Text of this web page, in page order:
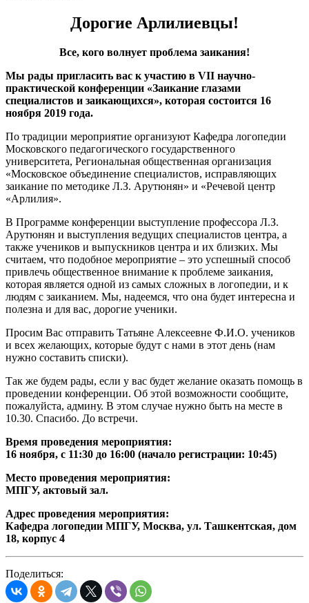
Дорогие Арлилиевцы!
Все, кого волнует проблема заикания!
Мы рады пригласить вас к участию в VII научно-
практической конференции «Заикание глазами
специалистов и заикающихся», которая состоится 16
ноября 2019 года.
По традиции мероприятие организуют Кафедра логопедии
Московского педагогического государственного
университета, Региональная общественная организация
«Московское объединение специалистов, исправляющих
заикание по методике Л.З. Арутюнян» и «Речевой центр
«Арлилия».
В Программе конференции выступление профессора Л.З.
Арутюнян и выступления ведущих специалистов центра, а
также учеников и выпускников центра и их близких. Мы
считаем, что подобное мероприятие – это успешный способ
привлечь общественное внимание к проблеме заикания,
которая является одной из самых сложных в логопедии, и к
людям с заиканием. Мы, надеемся, что она будет интересна и
полезна и для вас, дорогие ученики.
Просим Вас отправить Татьяне Алексеевне Ф.И.О. учеников
и всех желающих, которые будут с нами в этот день (нам
нужно составить списки).
Так же будем рады, если у вас будет желание оказать помощь в
проведении конференции. Об этой возможности сообщите,
пожалуйста, админу. В этом случае нужно быть на месте в
10.30. Спасибо. До встречи.
Время проведения мероприятия:
16 ноября, с 11:30 до 16:00 (начало регистрации: 10:45)
Место проведения мероприятия:
МПГУ, актовый зал.
Адрес проведения мероприятия:
Кафедра логопедии МПГУ, Москва, ул. Ташкентская, дом
18, корпус 4
Поделиться: